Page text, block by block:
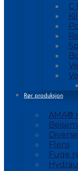
C
Rør produksjon
AMA®
Flens
Fuge